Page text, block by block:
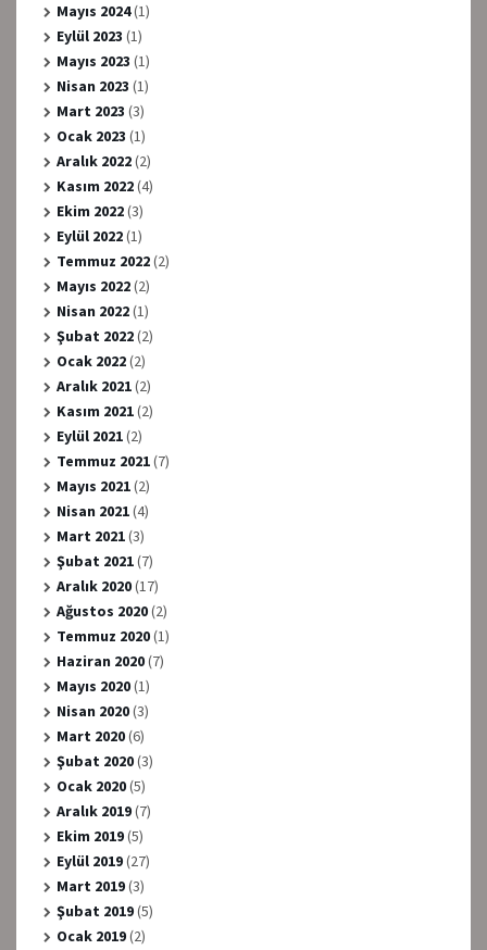
Mayıs 2024(1)
Eylül 2023 (1)
Mayıs 2023 (1)
Nisan 2023 (1)
Mart 2023 (3)
Ocak 2023 (1)
Aralık 2022(2)
Kasım 2022(4)
Ekim 2022(3)
Eylül 2022(1)
Temmuz 2022(2)
Mayıs 2022(2)
Nisan 2022(1)
Şubat 2022(2)
Ocak 2022(2)
Aralık 2021(2)
Kasım 2021(2)
Eylül 2021(2)
Temmuz 2021(7)
Mayıs 2021(2)
Nisan 2021(4)
Mart 2021(3)
Şubat 2021(7)
Aralık 2020(17)
Ağustos 2020(2)
Temmuz 2020(1)
Haziran 2020(7)
Mayıs 2020(1)
Nisan 2020(3)
Mart 2020(6)
Şubat 2020(3)
Ocak 2020(5)
Aralık 2019(7)
Ekim 2019(5)
Eylül 2019(27)
Mart 2019(3)
Şubat 2019(5)
Ocak 2019(2)